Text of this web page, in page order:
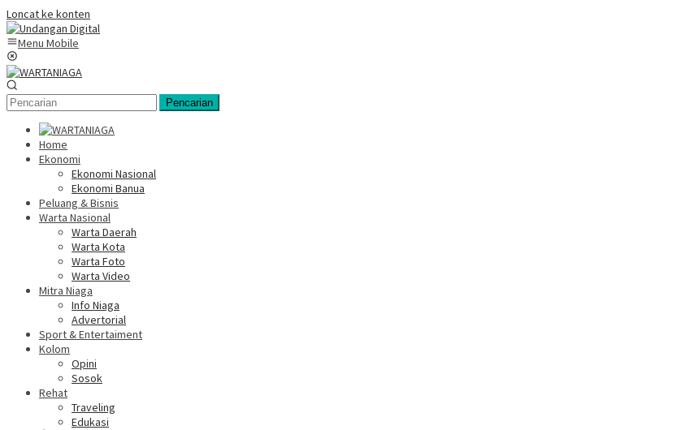
Loncat ke konten
Menu Mobile
Pencarian
Home
Ekonomi
Ekonomi Nasional
Ekonomi Banua
Peluang & Bisnis
Warta Nasional
Warta Daerah
Warta Kota
Warta Foto
Warta Video
Mitra Niaga
Info Niaga
Advertorial
Sport & Entertaiment
Kolom
Opini
Sosok
Rehat
Traveling
Edukasi